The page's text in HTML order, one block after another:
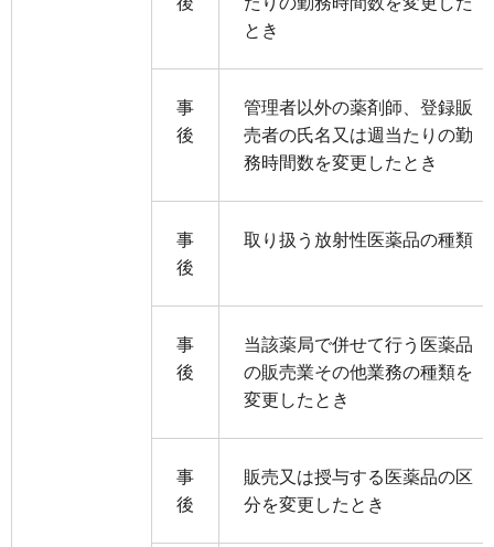
とき
事
後
管理者以外の薬剤師、登録販
売者の氏名又は週当たりの勤
務時間数を変更したとき
事
後
取り扱う放射性医薬品の種類
事
後
当該薬局で併せて行う医薬品
の販売業その他業務の種類を
変更したとき
事
後
販売又は授与する医薬品の区
分を変更したとき